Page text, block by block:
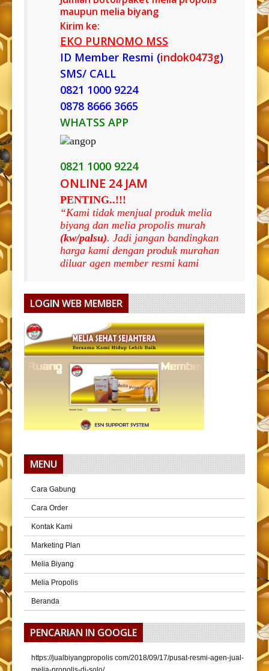
maupun melia biyang
Kirim ke:
EKO PURNOMO MSS
ID Member Resmi (indok0473g)
SMS/ CALL
0821 1000 9224
0878 8666 3665
WHATSS APP
0821 1000 9224
ONLINE 24 JAM
PENTING..!!!
“Kami tidak menjual produk melia
biyang dan melia propolis murah
(kw/palsu). Jadi jangan bandingkan
harga kami dengan produk murahan
diluar agen member resmi kami
LOGIN WEB MEMBER
MENU
Cara Gabung
Cara Order
Kontak Kami
Marketing Plan
Melia Biyang
Melia Propolis
Beranda
PENCARIAN IN GOOGLE
https://jualbiyangpropolis com/2018/09/17/pusat-resmi-agen-jual-